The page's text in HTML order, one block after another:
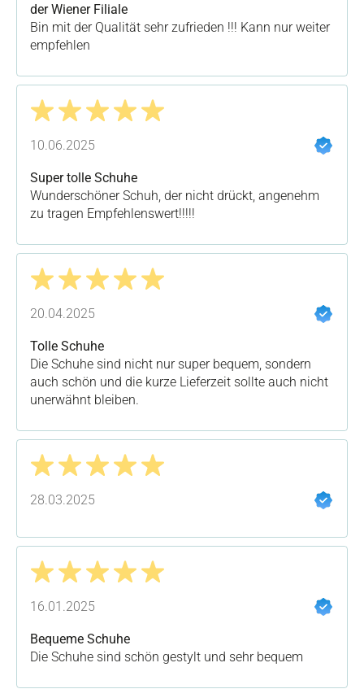
der Wiener Filiale
Bin mit der Qualität sehr zufrieden !!! Kann nur weiter
empfehlen
Bewertung mit 5 von 5 Sternen
10.06.2025
Super tolle Schuhe
Wunderschöner Schuh, der nicht drückt, angenehm
zu tragen Empfehlenswert!!!!!
Bewertung mit 5 von 5 Sternen
20.04.2025
Tolle Schuhe
Die Schuhe sind nicht nur super bequem, sondern
auch schön und die kurze Lieferzeit sollte auch nicht
unerwähnt bleiben.
Bewertung mit 5 von 5 Sternen
28.03.2025
Bewertung mit 5 von 5 Sternen
16.01.2025
Bequeme Schuhe
Die Schuhe sind schön gestylt und sehr bequem